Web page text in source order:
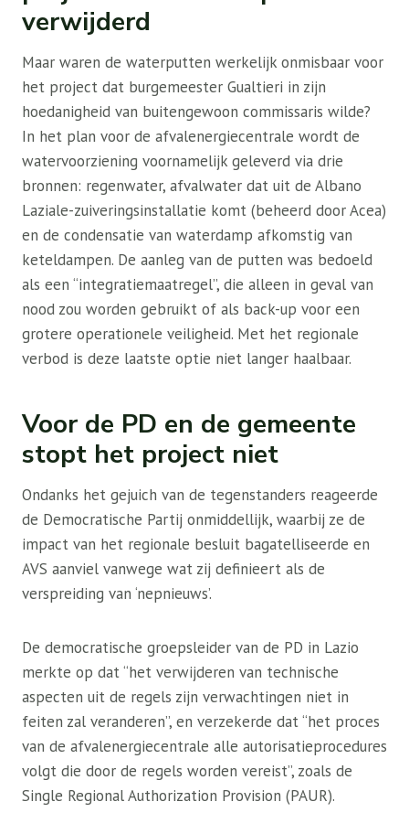
verwijderd
Maar waren de waterputten werkelijk onmisbaar voor
het project dat burgemeester Gualtieri in zijn
hoedanigheid van buitengewoon commissaris wilde?
In het plan voor de afvalenergiecentrale wordt de
watervoorziening voornamelijk geleverd via drie
bronnen: regenwater, afvalwater dat uit de Albano
Laziale-zuiveringsinstallatie komt (beheerd door Acea)
en de condensatie van waterdamp afkomstig van
keteldampen. De aanleg van de putten was bedoeld
als een “integratiemaatregel”, die alleen in geval van
nood zou worden gebruikt of als back-up voor een
grotere operationele veiligheid. Met het regionale
verbod is deze laatste optie niet langer haalbaar.
Voor de PD en de gemeente
stopt het project niet
Ondanks het gejuich van de tegenstanders reageerde
de Democratische Partij onmiddellijk, waarbij ze de
impact van het regionale besluit bagatelliseerde en
AVS aanviel vanwege wat zij definieert als de
verspreiding van ‘nepnieuws’.
De democratische groepsleider van de PD in Lazio
merkte op dat “het verwijderen van technische
aspecten uit de regels zijn verwachtingen niet in
feiten zal veranderen”, en verzekerde dat “het proces
van de afvalenergiecentrale alle autorisatieprocedures
volgt die door de regels worden vereist”, zoals de
Single Regional Authorization Provision (PAUR).